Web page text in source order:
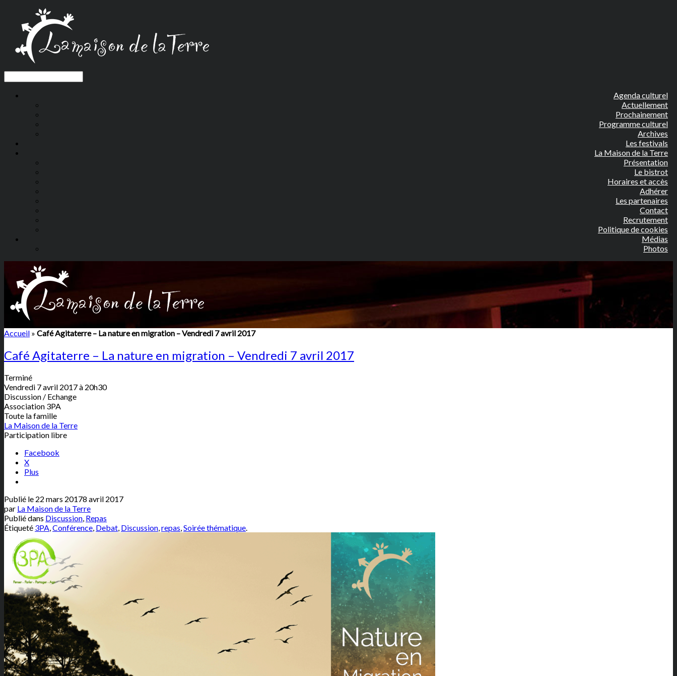
Agenda culturel
Actuellement
Prochainement
Programme culturel
Archives
Les festivals
La Maison de la Terre
Présentation
Le bistrot
Horaires et accès
Adhérer
Les partenaires
Contact
Recrutement
Politique de cookies
Médias
Photos
Accueil » Café Agitaterre – La nature en migration – Vendredi 7 avril 2017
Café Agitaterre – La nature en migration – Vendredi 7 avril 2017
Terminé
Vendredi 7 avril 2017 à 20h30
Discussion / Echange
Association 3PA
Toute la famille
La Maison de la Terre
Participation libre
Facebook
X
Plus
Publié le 22 mars 20178 avril 2017
par La Maison de la Terre
Publié dans Discussion, Repas
Étiqueté 3PA,Conférence, Debat, Discussion,repas,Soirée thématique.